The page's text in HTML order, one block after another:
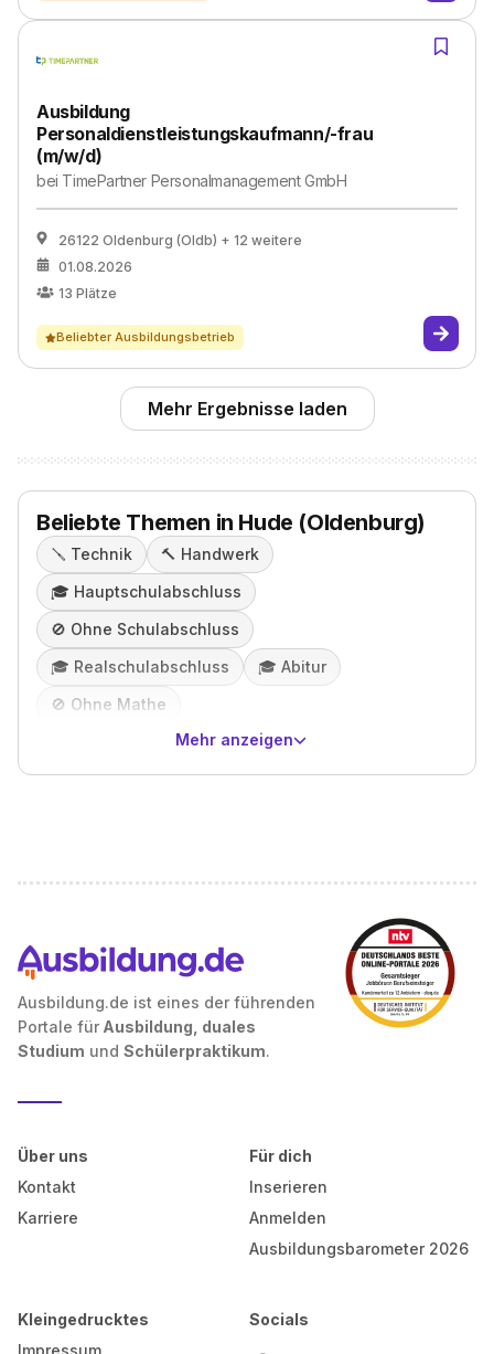
Ausbildung
Personaldienstleistungskaufmann/-frau
(m/w/d)
bei TimePartner Personalmanagement GmbH
26122 Oldenburg (Oldb) + 12 weitere
01.08.2026
13 Plätze
Beliebter Ausbildungsbetrieb
Mehr Ergebnisse laden
Beliebte Themen in Hude (Oldenburg)
🪛 Technik 🔨 Handwerk
🎓️ Hauptschulabschluss
🚫 Ohne Schulabschluss
🎓️ Realschulabschluss 🎓️ Abitur
🚫 Ohne Mathe
Mehr anzeigen
Ausbildung.de ist eines der führenden
Portale für Ausbildung, duales
Studium und Schülerpraktikum.
Über uns
Kontakt
Karriere
Für dich
Inserieren
Anmelden
Ausbildungsbarometer 2026
Kleingedrucktes
Impressum
Socials